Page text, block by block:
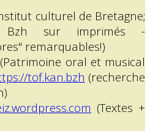
culturel de Bretagne;
Bzh sur imprimés -
remarquables!)
(Patrimoine oral et musical
tof.kan.bzh (recherche
(Textes +